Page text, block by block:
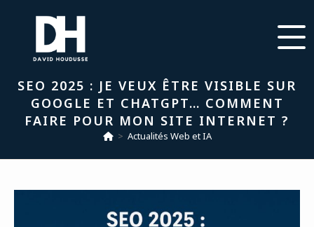
SEO 2025 : JE VEUX ÊTRE VISIBLE SUR
GOOGLE ET CHATGPT… COMMENT
FAIRE POUR MON SITE INTERNET ?
> Actualités Web et IA